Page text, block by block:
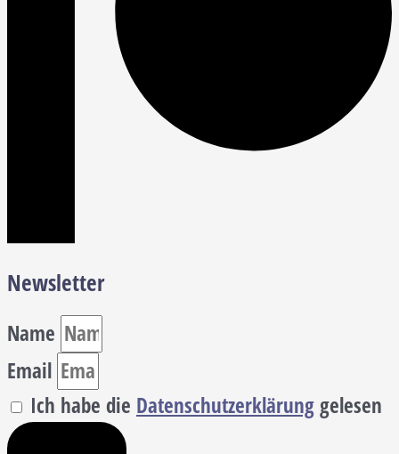
Newsletter
Name
Email
Ich habe die Datenschutzerklärunggelesen